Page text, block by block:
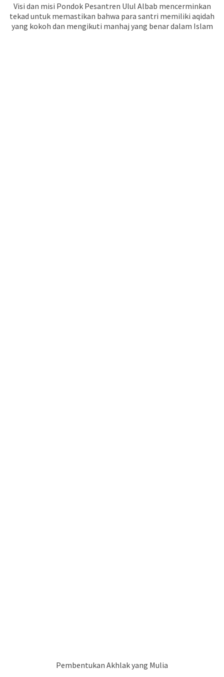
Visi dan misi Pondok Pesantren Ulul Albab mencerminkan
tekad untuk memastikan bahwa para santri memiliki aqidah
yang kokoh dan mengikuti manhaj yang benar dalam Islam
Pembentukan Akhlak yang Mulia